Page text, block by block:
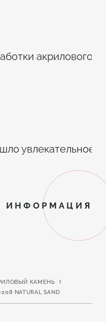
акрилового
увлекательное
ИНФОРМАЦИЯ
КАМЕНЬ
NATURAL SAND